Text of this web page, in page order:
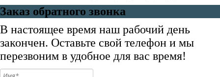
Заказ обратного звонка
В настоящее время наш рабочий день
закончен. Оставьте свой телефон и мы
перезвоним в удобное для вас время!